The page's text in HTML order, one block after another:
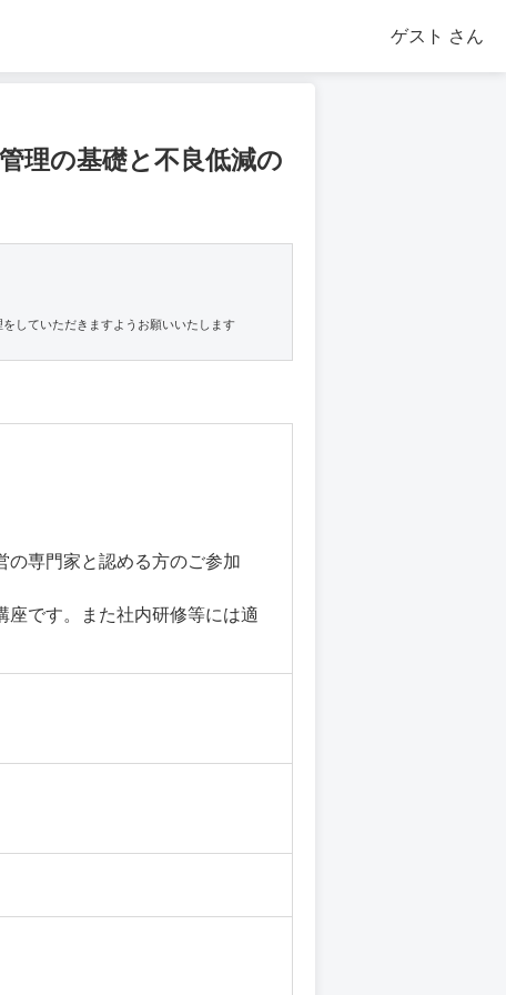
ゲスト さん
理の基礎と不良低減の
していただきますようお願いいたします
専門家と認める方のご参加
です。また社内研修等には適